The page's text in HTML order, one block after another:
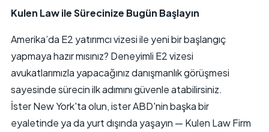
Kulen Law ile Sürecinize Bugün Başlayın
Amerika’da E2 yatırımcı vizesi ile yeni bir başlangıç
yapmaya hazır mısınız? Deneyimli E2 vizesi
avukatlarımızla yapacağınız danışmanlık görüşmesi
sayesinde sürecin ilk adımını güvenle atabilirsiniz.
İster New York'ta olun, ister ABD'nin başka bir
eyaletinde ya da yurt dışında yaşayın — Kulen Law Firm